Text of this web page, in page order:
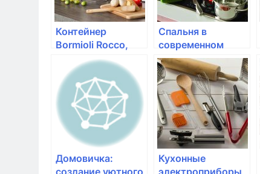
Контейнер
Bormioli Rocco,
EVOLUTION 18×14
Спальня в
современном
стиле
Домовичка:
создание уютного
Кухонные
электроприборы